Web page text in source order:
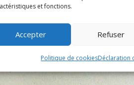
et fonctions.
Accepter Refuser
Politique de cookiesDéclaration